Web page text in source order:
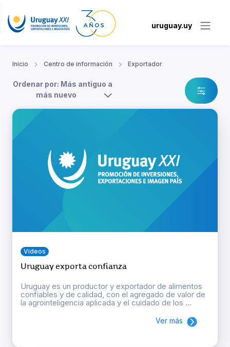
uruguay.uy
Inicio Centro de información Exportador
Ordenar por: Más antiguo a
más nuevo
Videos
Uruguay exporta confianza
Uruguay es un productor y exportador de alimentos
confiables y de calidad, con el agregado de valor de
la agrointeligencia aplicada y el cuidado de los ...
Ver más